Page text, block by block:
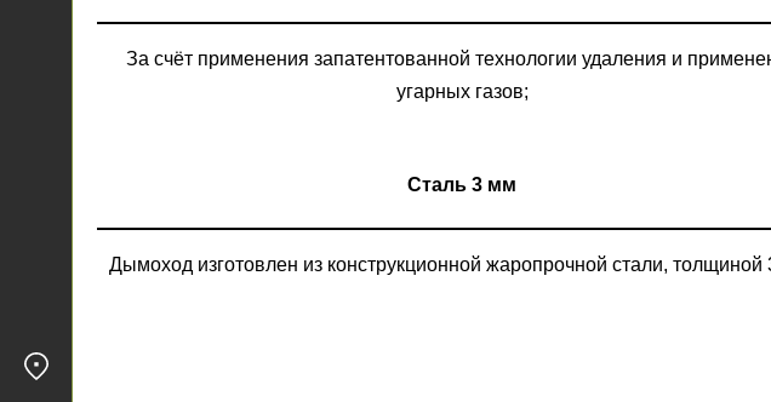
За счёт применения запатентованной технологии удаления и
угарных газов;
Сталь 3 мм
Дымоход изготовлен из конструкционной жаропрочной стали, толщиной